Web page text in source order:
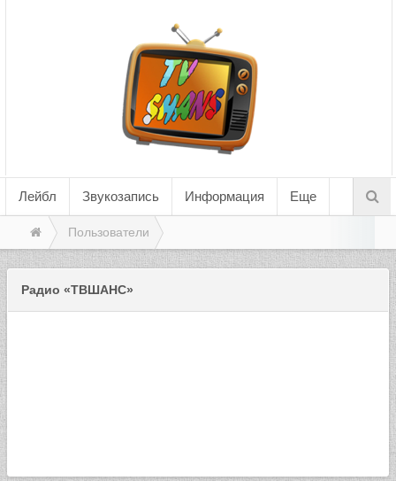
Лейбл Звукозапись Информация Еще
Пользователи
Радио «ТВШАНС»